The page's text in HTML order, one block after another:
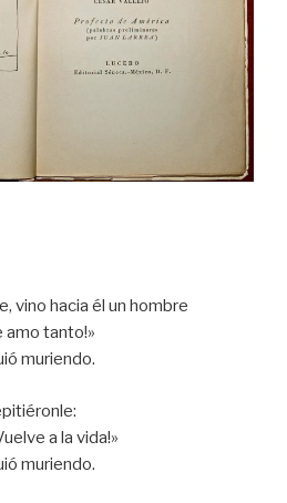
vino hacia él un hombre
amo tanto!»
muriendo.
a la vida!»
muriendo.